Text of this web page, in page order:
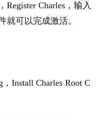
Register Charles，输入
就可以完成激活。
Install Charles Root C